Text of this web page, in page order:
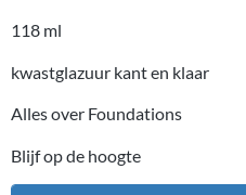
118 ml
kwastglazuur kant en klaar
Alles over Foundations
Blijf op de hoogte